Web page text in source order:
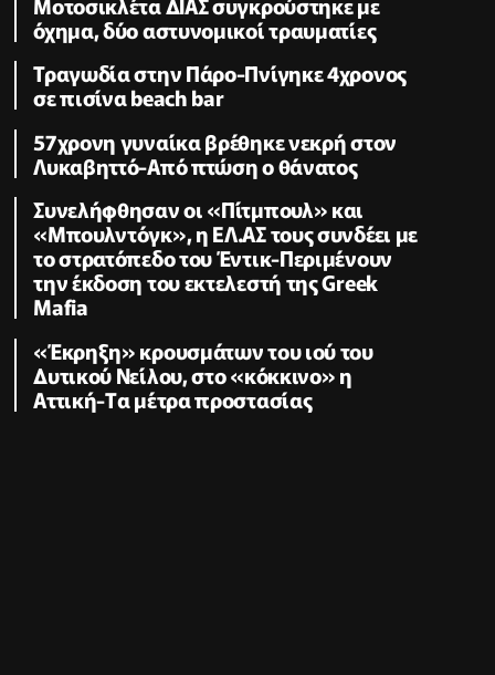
όχημα, δύο αστυνομικοί τραυματίες
Τραγωδία στην Πάρο-Πνίγηκε 4χρονος
σε πισίνα beach bar
57χρονη γυναίκα βρέθηκε νεκρή στον
Λυκαβηττό-Aπό πτώση ο θάνατος
Συνελήφθησαν οι «Πίτμπουλ» και
«Μπουλντόγκ», η ΕΛ.ΑΣ τους συνδέει με
το στρατόπεδο του Έντικ-Περιμένουν
την έκδοση του εκτελεστή της Greek
Mafia
«Έκρηξη» κρουσμάτων του ιού του
Δυτικού Νείλου, στο «κόκκινο» η
Αττική-Tα μέτρα προστασίας